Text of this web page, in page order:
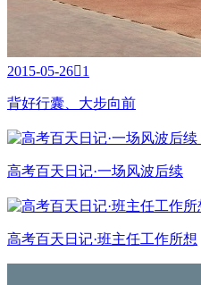
2015-05-261
背好行囊、大步向前
高考百天日记·一场风波后续
高考百天日记·班主任工作所想